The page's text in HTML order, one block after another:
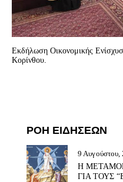
Εκδήλωση Οικονομικής
Κορίνθου.
ΡΟΗ ΕΙΔΗΣΕΩΝ
9 Αυγούστου,
Η
ΓΙΑ ΤΟΥΣ